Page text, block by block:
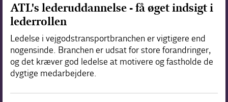
ATL's lederuddannelse - få øget indsigt i
lederrollen
Ledelse i vejgodstransportbranchen er vigtigere end
nogensinde. Branchen er udsat for store forandringer,
og det kræver god ledelse at motivere og fastholde de
dygtige medarbejdere.